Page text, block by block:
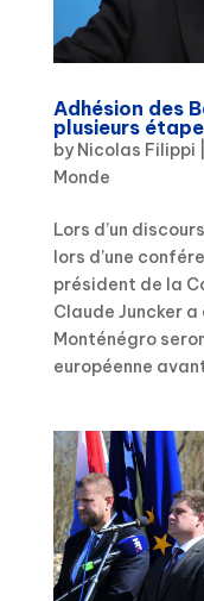
Adhésion des
plusieurs
by Nicolas Filippi
Monde
Lors d’un
lors d’une
président de la
Claude Juncker
Monténégro
européenne